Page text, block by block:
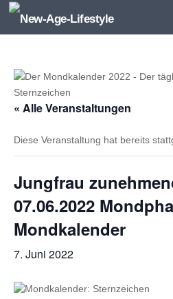
Zum Inhalt springen
« Alle Veranstaltungen
Diese Veranstaltung hat bereits
Jungfrau
07.06.2022
Mondkalender
7. Juni 2022